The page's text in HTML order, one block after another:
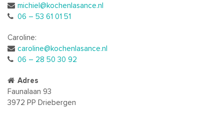
michiel@kochenlasance.nl
06 – 53 61 01 51
Caroline:
caroline@kochenlasance.nl
06 – 28 50 30 92
Adres
Faunalaan 93
3972 PP Driebergen